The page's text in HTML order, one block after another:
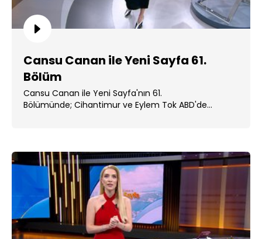
Cansu Canan ile Yeni Sayfa 61.
Bölüm
Cansu Canan ile Yeni Sayfa'nın 61.
Bölümünde; Cihantimur ve Eylem Tok ABD'de